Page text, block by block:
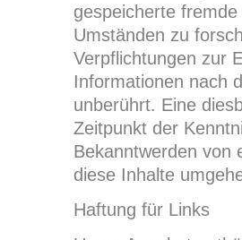
gespeicherte
Umständen zu
Verpflichtungen zur
Informationen nach
unberührt. Eine
Zeitpunkt der
Bekanntwerden von
diese Inhalte
Haftung für Links